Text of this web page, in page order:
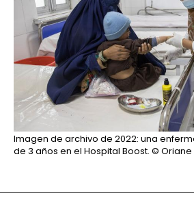
Imagen de archivo de 2022: una
de 3 años en el Hospital Boost. © Oriane